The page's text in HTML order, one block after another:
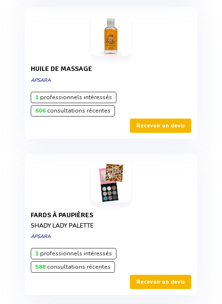
HUILE DE MASSAGE
APSARA
1professionnels intéressés
606consultations récentes
Recevoir un devis
FARDS À PAUPIÈRES
SHADY LADY PALETTE
APSARA
1professionnels intéressés
588consultations récentes
Recevoir un devis